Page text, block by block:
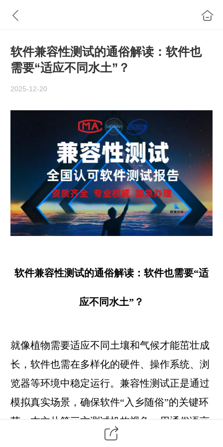
软件兼容性测试的通俗解读：软件也
需要“适应不同水土”？
2025-12-20
软件兼容性测试的通俗解读： 软件也需要“适
应不同水土”？
就像植物需要适应不同土壤和气候才能茁壮成
长，软件也需在多样化的硬件、操作系统、浏
览器等环境中稳定运行。兼容性测试正是通过
模拟真实场景，确保软件“入乡随俗”的关键环
节。本文从第三方测试机构视角，用通俗语言
解析兼容性测试的核心价值，并附上实用测试